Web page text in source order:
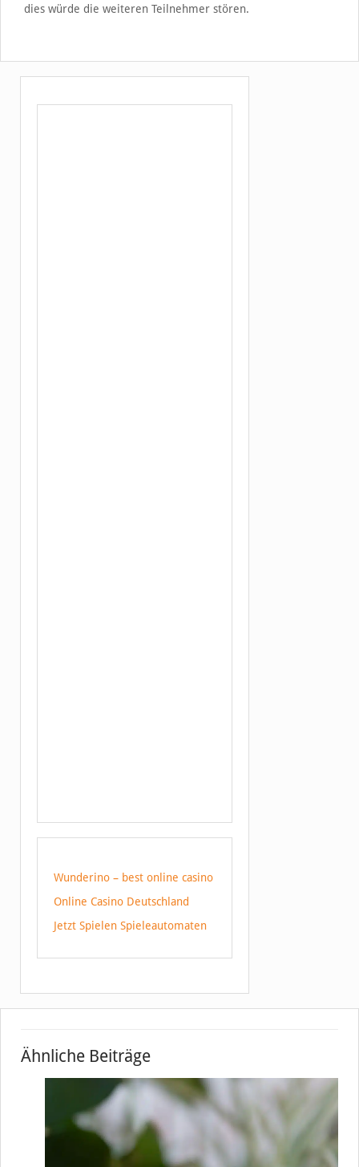
dies würde die weiteren Teilnehmer stören.
Wunderino – best online casino
Online Casino Deutschland
Jetzt Spielen Spieleautomaten
Ähnliche Beiträge